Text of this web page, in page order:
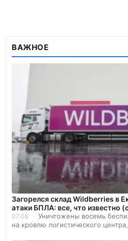
ВАЖНОЕ
Загорелся склад Wildberries в
атаки БПЛА: все, что известно
07.08
Уничтожены восемь
на кровлю логистического